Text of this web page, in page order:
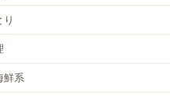
り
鮮系